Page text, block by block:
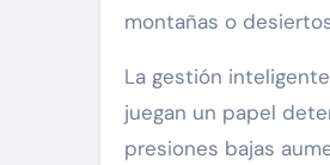
montañas o
La gestión
juegan un papel
presiones bajas